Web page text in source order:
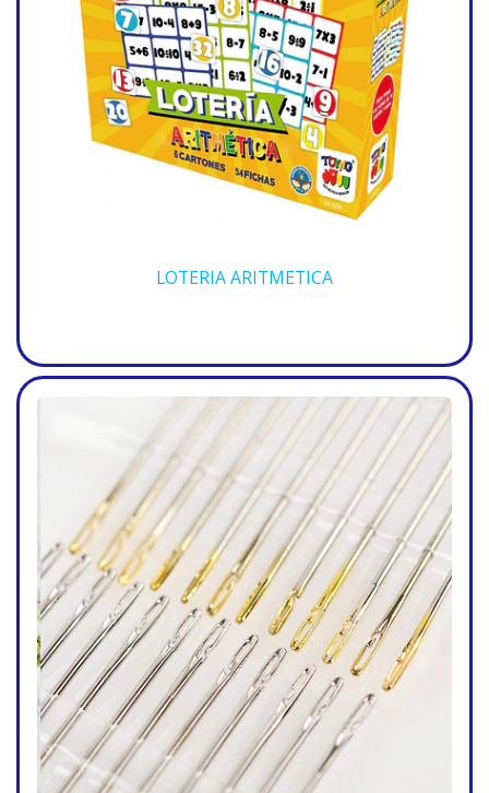
LOTERIA ARITMETICA